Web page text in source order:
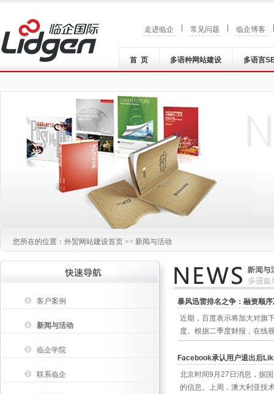
走进临企 常见问题 临企博客
首 页 多语种网站建设 多语言
您所在的位置： 外贸网站建设首页 >> 新闻与活动
暴风迅雷排名之争：融资顺
近期，百度表示将加大对旗
度。根据二季度财报，在线
Facebook承认用户退出后
北京时间9月27日消息，据
的信息。上周，澳大利亚技
客户案例
新闻与活动
临企学院
联系临企